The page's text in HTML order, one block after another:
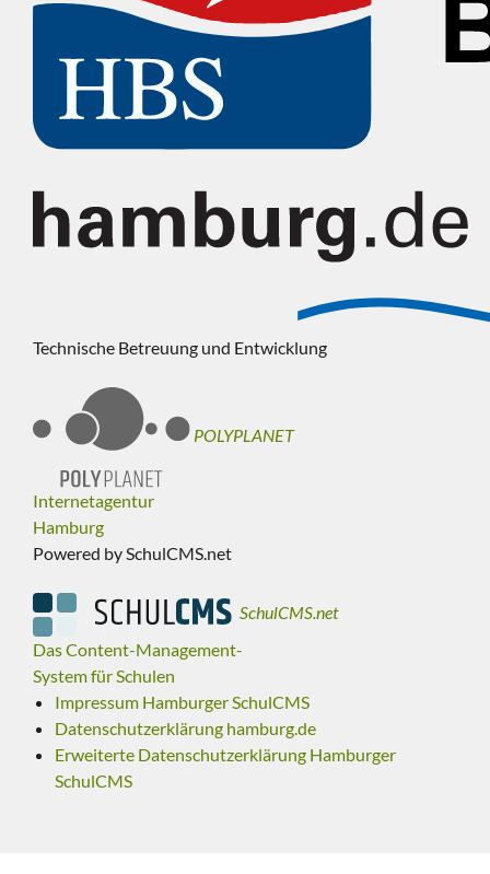
Technische Betreuung und Entwicklung
POLYPLANET
Internetagentur
Hamburg
Powered by SchulCMS.net
SchulCMS.net
Das Content-Management-
System für Schulen
Impressum Hamburger SchulCMS
Datenschutzerklärung hamburg.de
Erweiterte Datenschutzerklärung Hamburger
SchulCMS